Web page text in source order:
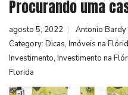
Procurando uma
agosto 5, 2022
Antonio Bardy
Category: Dicas, Imóveis na
Investimento, Investimento na
Florida